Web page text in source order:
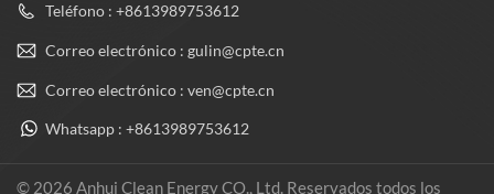
Teléfono : +8613989753612
Correo electrónico : gulin@cpte.cn
Correo electrónico : ven@cpte.cn
Whatsapp : +8613989753612
© 2026 Anhui Clean Energy CO., Ltd. Reservados todos los